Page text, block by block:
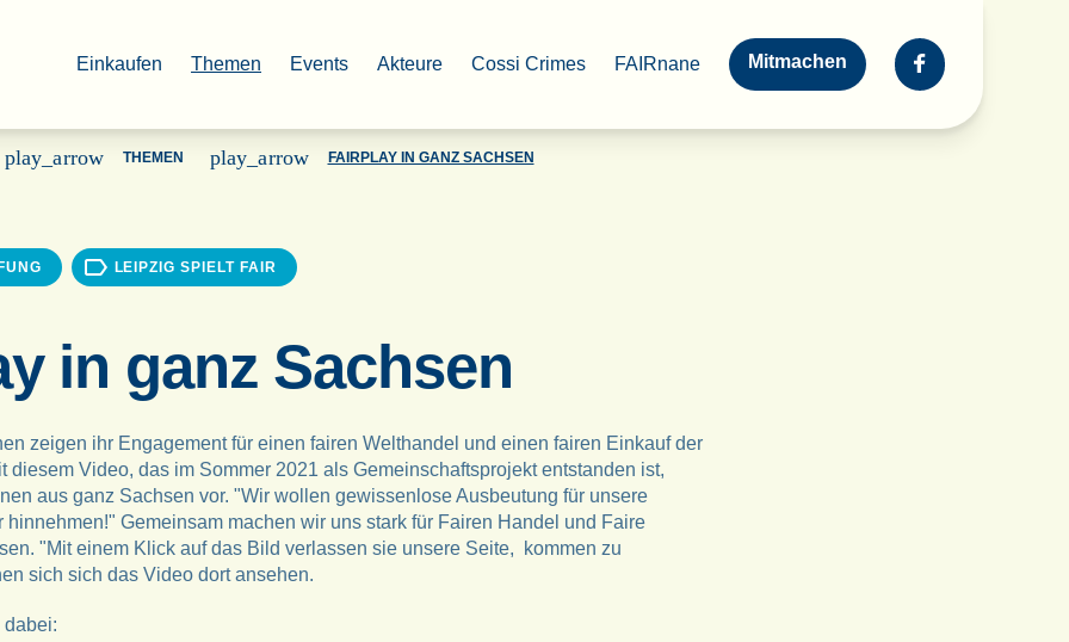
Einkaufen Themen Events Akteure Cossi Crimes FAIRnane Mitmachen
play_arrow THEMEN play_arrow FAIRPLAY IN GANZ SACHSEN
LEIPZIG SPIELT FAIR
in ganz Sachsen
zeigen ihr Engagement für einen fairen Welthandel und einen fairen Einkauf der
diesem Video, das im Sommer 2021 als Gemeinschaftsprojekt entstanden ist,
aus ganz Sachsen vor. "Wir wollen gewissenlose Ausbeutung für unsere
hinnehmen!" Gemeinsam machen wir uns stark für Fairen Handel und Faire
"Mit einem Klick auf das Bild verlassen sie unsere Seite, kommen zu
sich sich das Video dort ansehen.